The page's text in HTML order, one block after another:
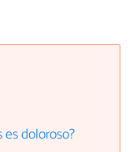
doloroso?